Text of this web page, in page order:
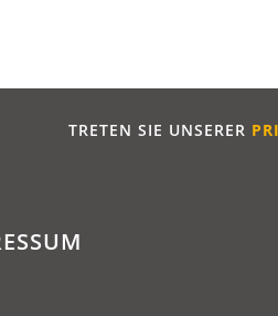
TRETEN SIE UNSERER